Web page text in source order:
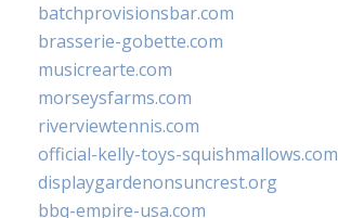
batchprovisionsbar.com
brasserie-gobette.com
musicrearte.com
morseysfarms.com
riverviewtennis.com
official-kelly-toys-squishmallows.com
displaygardenonsuncrest.org
bbq-empire-usa.com